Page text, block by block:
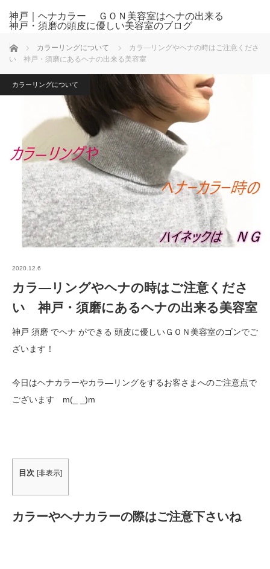
神戸｜ヘナカラー ＧＯＮ美容室はヘナの出来る
神戸・須磨の頭皮に優しい美容室のブログ
ホーム カラーリングについて
カラ―リングやヘナの時はご注意くださ
い 神戸・須磨にあるヘナの出来る美容室
カラーリングについて
2020.12.6
カラ―リングやヘナの時はご注意くださ
い 神戸・須磨にあるヘナの出来る美容室
神戸 須磨 でヘナ ができる 頭皮に優しいＧＯＮ美容室のゴンでご
ざいます！
今日はヘナカラーやカラ―リングをするお客さまへのご注意点で
ございます m(_ _)m
目次 [非表示]
カラーやヘナカラーの際はご注意下さいね